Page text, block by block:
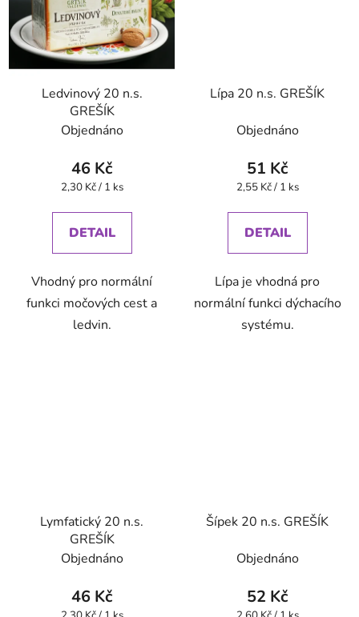
Ledvinový 20 n.s.
GREŠÍK
Objednáno
46 Kč
Měrná
2,30 Kč / 1 ks
DETAIL
Vhodný pro normální
funkci močových cest a
ledvin.
Lípa 20 n.s. GREŠÍK
Objednáno
51 Kč
Měrná
2,55 Kč / 1 ks
DETAIL
Lípa je vhodná pro
normální funkci dýchacího
systému.
Lymfatický 20 n.s.
GREŠÍK
Objednáno
46 Kč
Šípek 20 n.s. GREŠÍK
Objednáno
52 Kč